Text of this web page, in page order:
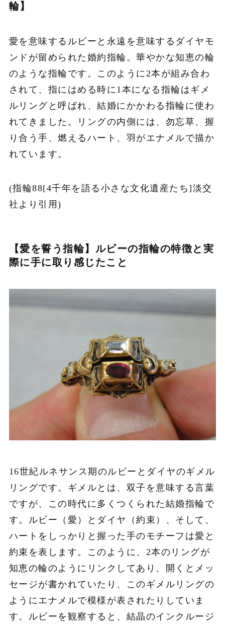
輪】
愛を意味するルビーと永遠を意味するダイヤモ
ンドが留められた婚約指輪。華やかな知恵の輪
のような指輪です。このように2本が組み合わ
されて、指にはめる時に1本になる指輪はギメ
ルリングと呼ばれ、結婚にかかわる指輪に使わ
れてきました。リングの内側には、勿忘草、握
り合う手、燃えるハート、羽がエナメルで描か
れています。
(指輪88[4千年を語る小さな文化遺産たち]淡交
社より引用)
【愛を誓う指輪】ルビーの指輪の特徴と実
際に手に取り感じたこと
16世紀ルネサンス期のルビーとダイヤのギメル
リングです。ギメルとは、双子を意味する言葉
ですが、この時代に多くつくられた結婚指輪で
す。ルビー（愛）とダイヤ（約束）、そして、
ハートをしっかりと握った手のモチーフは愛と
約束を表します。このように、2本のリングが
知恵の輪のようにリンクしてあり、開くとメッ
セージが書かれていたり、このギメルリングの
ようにエナメルで模様が表されたりしていま
す。ルビーを観察すると、結晶のインクルージ